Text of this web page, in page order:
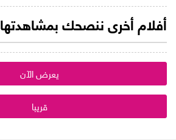
أفلام أخرى ننصحك بمشاهدتها
يعرض الآن
قريبا